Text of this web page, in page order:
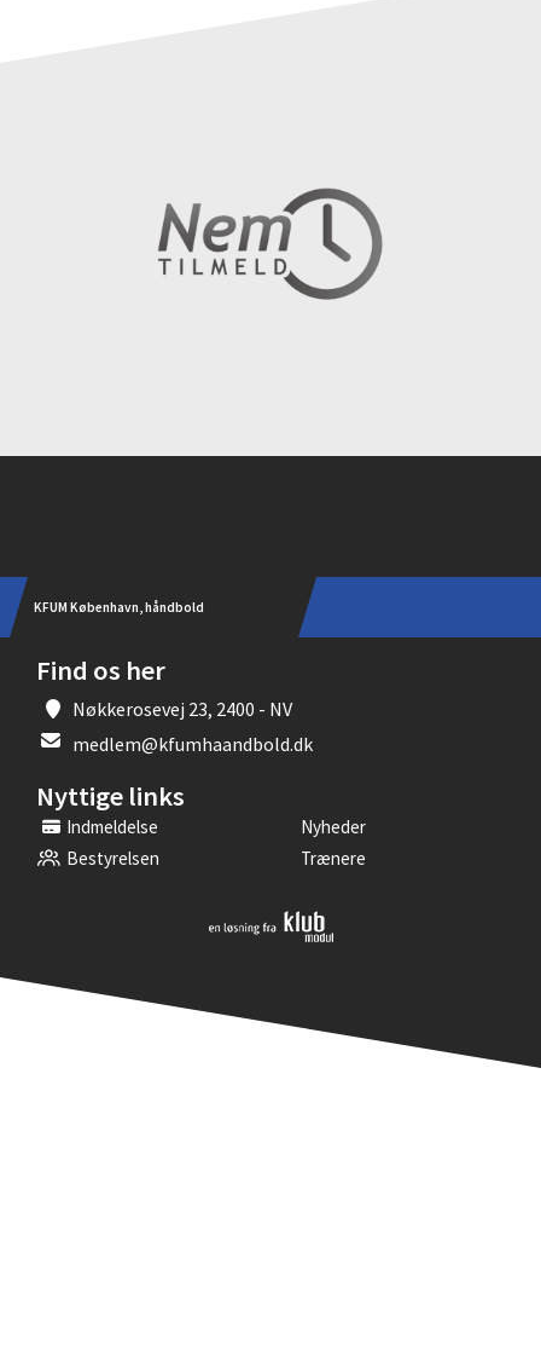
KFUM København, håndbold
Find os her
Nøkkerosevej 23, 2400 - NV
medlem@kfumhaandbold.dk
Nyttige links
Indmeldelse
Nyheder
Bestyrelsen
Trænere